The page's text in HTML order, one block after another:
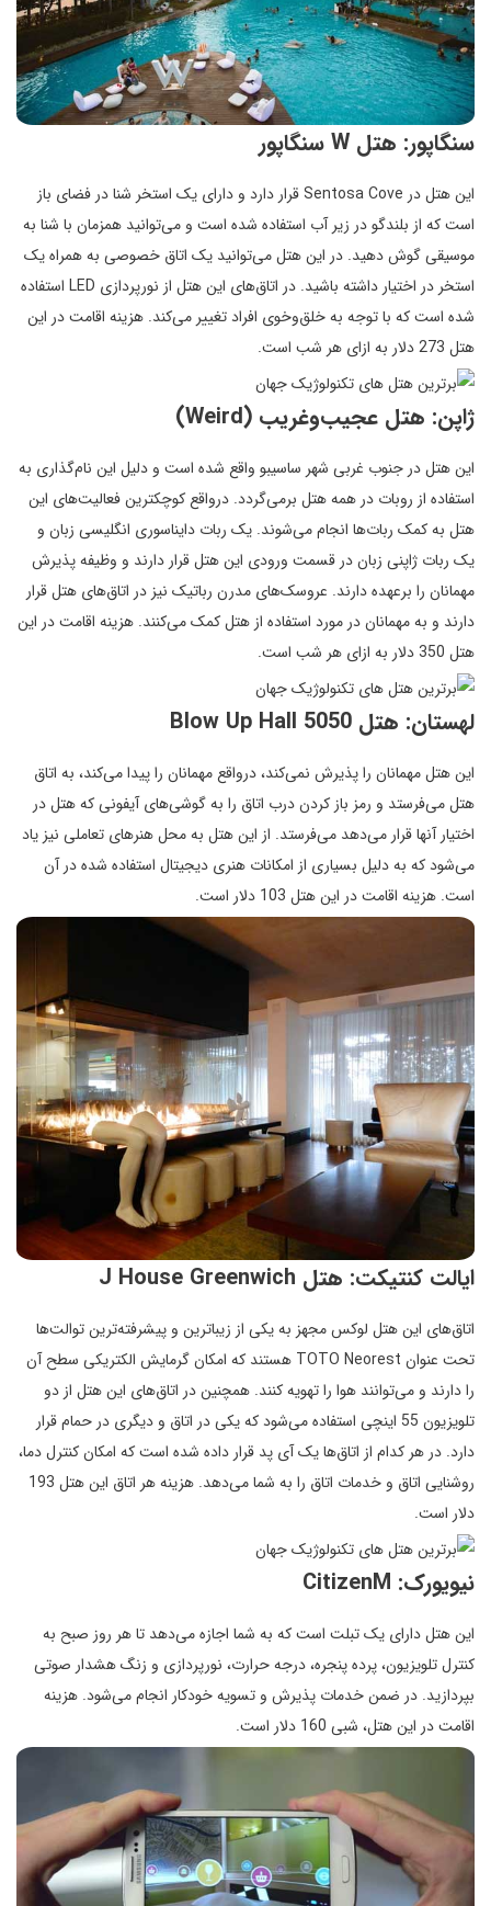
سنگاپور: هتل W سنگاپور
این هتل در Sentosa Cove قرار دارد و دارای یک استخر شنا در فضای باز
است که از بلندگو در زیر آب استفاده شده است و می‌توانید همزمان با شنا به
موسیقی گوش دهید. در این هتل می‌توانید یک اتاق خصوصی به همراه یک
استخر در اختیار داشته باشید. در اتاق‌های این هتل از نورپردازی LED استفاده
شده است که با توجه به خلق‌وخوی افراد تغییر می‌کند. هزینه اقامت در این
هتل 273 دلار به ازای هر شب است.
ژاپن: هتل عجیب‌وغریب (Weird)
این هتل در جنوب غربی شهر ساسیبو واقع شده است و دلیل این نام‌گذاری به
استفاده از روبات در همه هتل برمی‌گردد. درواقع کوچکترین فعالیت‌های این
هتل به کمک ربات‌ها انجام می‌شوند. یک ربات دایناسوری انگلیسی زبان و
یک ربات ژاپنی زبان در قسمت ورودی این هتل قرار دارند و وظیفه پذیرش
مهمانان را برعهده دارند. عروسک‌های مدرن رباتیک نیز در اتاق‌های هتل قرار
دارند و به مهمانان در مورد استفاده از هتل کمک می‌کنند. هزینه اقامت در این
هتل 350 دلار به ازای هر شب است.
لهستان: هتل Blow Up Hall 5050
این هتل مهمانان را پذیرش نمی‌کند، درواقع مهمانان را پیدا می‌کند، به اتاق
هتل می‌فرستد و رمز باز کردن درب اتاق را به گوشی‌های آیفونی که هتل در
اختیار آنها قرار می‌دهد می‌فرستد. از این هتل به محل هنرهای تعاملی نیز یاد
می‌شود که به دلیل بسیاری از امکانات هنری دیجیتال استفاده شده در آن
است. هزینه اقامت در این هتل 103 دلار است.
ایالت کنتیکت: هتل J House Greenwich
اتاق‌های این هتل لوکس مجهز به یکی از زیباترین و پیشرفته‌ترین توالت‌ها
تحت عنوان TOTO Neorest هستند که امکان گرمایش الکتریکی سطح آن
را دارند و می‌توانند هوا را تهویه کنند. همچنین در اتاق‌های این هتل از دو
تلویزیون 55 اینچی استفاده می‌شود که یکی در اتاق و دیگری در حمام قرار
دارد. در هر کدام از اتاق‌ها یک آی پد قرار داده شده است که امکان کنترل دما،
روشنایی اتاق و خدمات اتاق را به شما می‌دهد. هزینه هر اتاق این هتل 193
دلار است.
نیویورک: CitizenM
این هتل دارای یک تبلت است که به شما اجازه می‌دهد تا هر روز صبح به
کنترل تلویزیون، پرده پنجره، درجه حرارت، نورپردازی و زنگ هشدار صوتی
بپردازید. در ضمن خدمات پذیرش و تسویه خودکار انجام می‌شود. هزینه
اقامت در این هتل، شبی 160 دلار است.